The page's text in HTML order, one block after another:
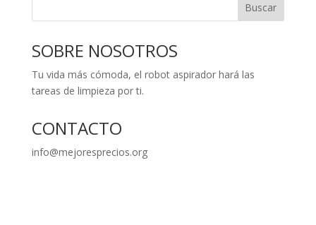
Buscar
SOBRE NOSOTROS
Tu vida más cómoda, el robot aspirador hará las
tareas de limpieza por ti.
CONTACTO
info@mejoresprecios.org